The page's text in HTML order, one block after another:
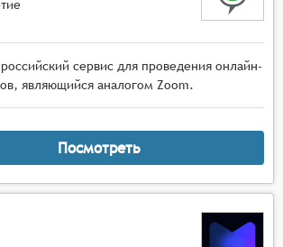
сервис для проведения онлайн-
являющийся аналогом Zoom.
Посмотреть